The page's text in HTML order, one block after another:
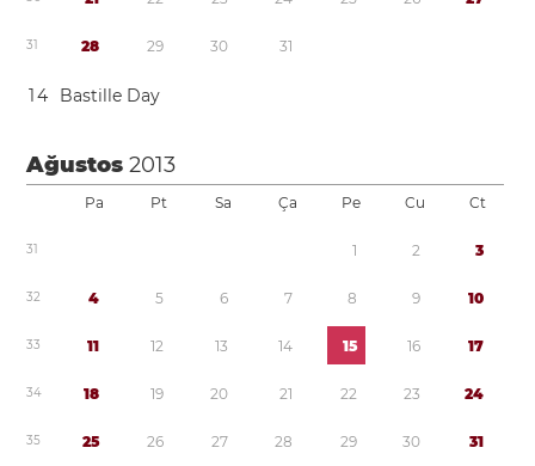
31 28 29 30 31
14 Bastille Day
Ağustos2013
Pa Pt Sa Ça Pe Cu Ct
31 1 2 3
32 4 5 6 7 8 9 10
33 11 12 13 14 15 16 17
34 18 19 20 21 22 23 24
35 25 26 27 28 29 30 31